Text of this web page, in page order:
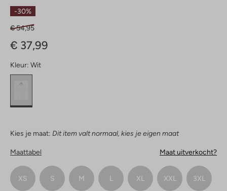
Sterren
-30%
€ 54,95
€ 37,99
Kleur: Wit
Kies je maat: Dit item valt normaal, kies je eigen maat
Maattabel Maat uitverkocht?
XS S M L XL XXL 3XL